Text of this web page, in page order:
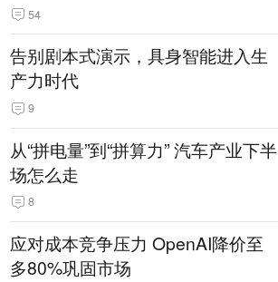
54
告别剧本式演示，具身智能进入生
产力时代
9
从“拼电量”到“拼算力” 汽车产业下半
场怎么走
8
应对成本竞争压力 OpenAI降价至
多80%巩固市场